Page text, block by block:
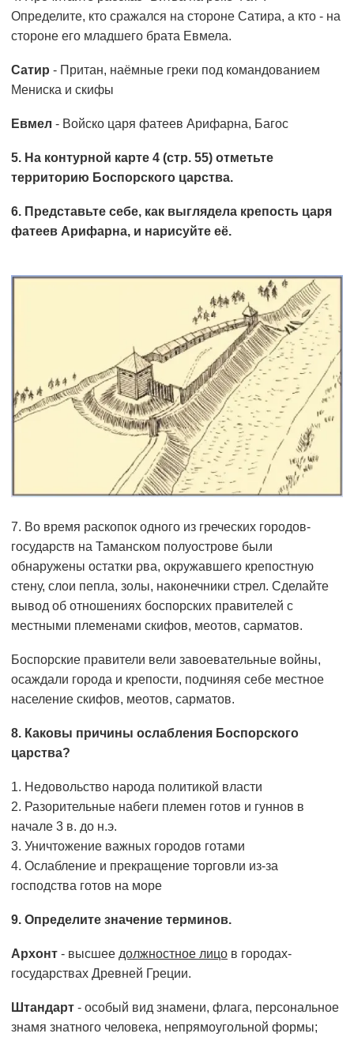
Определите, кто сражался на стороне Сатира, а кто - на
стороне его младшего брата Евмела.
Сатир - Притан, наёмные греки под командованием
Мениска и скифы
Евмел - Войско царя фатеев Арифарна, Багос
5. На контурной карте 4 (стр. 55) отметьте
территорию Боспорского царства.
6. Представьте себе, как выглядела крепость царя
фатеев Арифарна, и нарисуйте её.
7. Во время раскопок одного из греческих городов-
государств на Таманском полуострове были
обнаружены остатки рва, окружавшего крепостную
стену, слои пепла, золы, наконечники стрел. Сделайте
вывод об отношениях боспорских правителей с
местными племенами скифов, меотов, сарматов.
Боспорские правители вели завоевательные войны,
осаждали города и крепости, подчиняя себе местное
население скифов, меотов, сарматов.
8. Каковы причины ослабления Боспорского
царства?
1. Недовольство народа политикой власти
2. Разорительные набеги племен готов и гуннов в
начале 3 в. до н.э.
3. Уничтожение важных городов готами
4. Ослабление и прекращение торговли из-за
господства готов на море
9. Определите значение терминов.
Архонт - высшее должностное лицо в городах-
государствах Древней Греции.
Штандарт - особый вид знамени, флага, персональное
знамя знатного человека, непрямоугольной формы;